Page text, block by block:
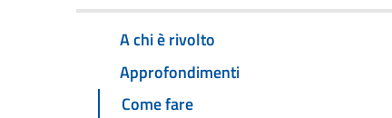
A chi è rivolto
Approfondimenti
Come fare